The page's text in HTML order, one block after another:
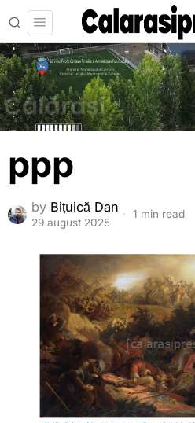
ppp
by Bițuică Dan
29 august 2025
1 min read